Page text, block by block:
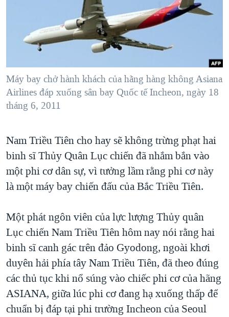
NGƯỜI VIỆT HẢI NGOẠI
ĐỜI SỐNG
KINH TẾ
KHOA HỌC
SỨC KHOẺ
VĂN HOÁ
GIÁO DỤC
HÀNH TRÌNH BẦU CỬ 2024
MỘT NĂM CHIẾN TRANH TẠI DẢI GAZA
NGÀY TỊ NẠN THẾ GIỚI
TRỊNH VĨNH BÌNH - NGƯỜI HẠ 'BÊN THẮNG CUỘC'
GROUND ZERO – XƯA VÀ NAY
CÁC GIÁ TRỊ CỘNG HÒA Ở VIỆT NAM
THƯỢNG ĐỈNH TRUMP-KIM TẠI VIỆT NAM
TRỊNH VĨNH BÌNH VS. CHÍNH PHỦ VIỆT NAM
BÊN KIA QUỐC LỘ: TIẾNG VỌNG TỪ NÔNG THÔN MỸ
Ngôn ngữ khác
Máy bay chở hành khách của hãng hàng không Asiana
Airlines đáp xuống sân bay Quốc tế Incheon, ngày 18
tháng 6, 2011
Nam Triều Tiên cho hay sẽ không trừng phạt hai
binh sĩ Thủy Quân Lục chiến đã nhắm bắn vào
một phi cơ dân sự, vì tưởng lầm rằng phi cơ này
là một máy bay chiến đấu của Bắc Triều Tiên.
Một phát ngôn viên của lực lượng Thủy quân
Lục chiến Nam Triều Tiên hôm nay nói rằng hai
binh sĩ canh gác trên đảo Gyodong, ngoài khơi
duyên hải phía tây Nam Triều Tiên, đã theo đúng
các thủ tục khi nổ súng vào chiếc phi cơ của hãng
ASIANA, giữa lúc phi cơ đang hạ xuống thấp để
chuẩn bị đáp tại phi trường Incheon của Seoul